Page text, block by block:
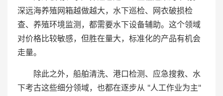
深远海养殖网箱越做越大，水下巡检、网衣破损检
查、养殖环境监测，都需要水下设备辅助。这个领域
对价格比较敏感，但胜在量大，标准化的产品有机会
走量。
除此之外，船舶清洗、港口检测、应急搜救、水
下考古这些细分领域，也都在逐步从 "人工作业为主"